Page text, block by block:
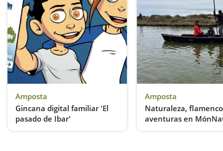
Amposta
Gincana digital familiar 'El
pasado de Ibar'
Amposta
Naturaleza,
aventuras en